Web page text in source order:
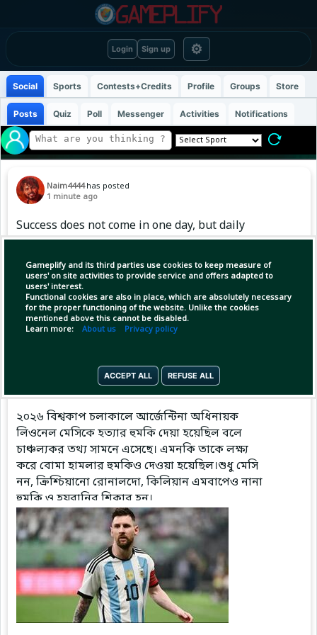
Login Sign up ⚙
Gameplify and its third parties use cookies to keep measure of
users' on site activities to provide service and offers adapted to
users' interest.
Functional cookies are also in place, which are absolutely necessary
for the proper functioning of the website. Unlike the cookies
mentioned above this cannot be disabled.
Learn more: About us Privacy policy
ACCEPT ALL REFUSE ALL
Social Sports Contests+Credits Profile Groups Store
Posts Quiz Poll Messenger Activities Notifications
Naim4444has posted
1 minute ago
Success does not come in one day, but daily
effort brings success one day. 💯
Copy Link
GameplifyNewshas posted
২০২৬ বিশ্বকাপ চলাকালে আর্জেন্টিনা অধিনায়ক
লিওনেল মেসিকে হত্যার হুমকি দেয়া হয়েছিল বলে
চাঞ্চল্যকর তথ্য সামনে এসেছে। এমনকি তাকে লক্ষ্য
করে বোমা হামলার হুমকিও দেওয়া হয়েছিল।শুধু মেসি
নন, ক্রিশ্চিয়ানো রোনালদো, কিলিয়ান এমবাপেও নানা
হুমকি ও হয়রানির শিকার হন।